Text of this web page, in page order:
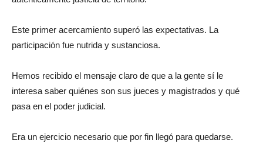
Este primer acercamiento superó las expectativas. La
participación fue nutrida y sustanciosa.
Hemos recibido el mensaje claro de que a la gente sí le
interesa saber quiénes son sus jueces y magistrados y qué
pasa en el poder judicial.
Era un ejercicio necesario que por fin llegó para quedarse.